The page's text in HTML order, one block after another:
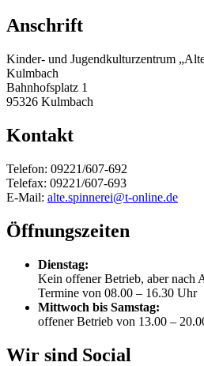
Anschrift
Kinder- und Jugendkulturzentrum
Kulmbach
Bahnhofsplatz 1
95326 Kulmbach
Kontakt
Telefon: 09221/607-692
Telefax: 09221/607-693
E-Mail: alte.spinnerei@t-online.de
Öffnungszeiten
Dienstag:
Kein offener Betrieb, aber nach
Termine von 08.00 – 16.30 Uhr
Mittwoch bis Samstag:
offener Betrieb von 13.00 –
Wir sind Social